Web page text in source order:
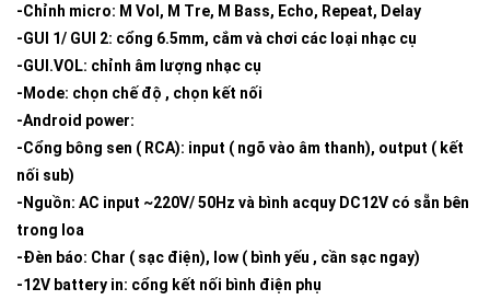
-Chỉnh micro: M Vol, M Tre, M Bass, Echo, Repeat, Delay
-GUI 1/ GUI 2: cổng 6.5mm, cắm và chơi các loại nhạc cụ
-GUI.VOL: chỉnh âm lượng nhạc cụ
-Mode: chọn chế độ , chọn kết nối
-Android power:
-Cổng bông sen ( RCA): input ( ngõ vào âm thanh), output ( kết
nối sub)
-Nguồn: AC input ~220V/ 50Hz và bình acquy DC12V có sẵn bên
trong loa
-Đèn báo: Char ( sạc điện), low ( bình yếu , cần sạc ngay)
-12V battery in: cổng kết nối bình điện phụ